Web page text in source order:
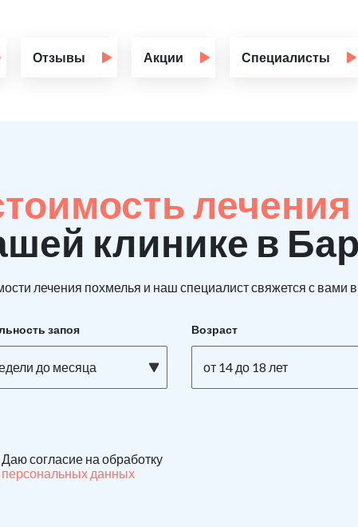
Отзывы Акции Специалисты
клинике в
лечения похмелья и наш специалист свяжется с вами
запоя
до месяца
Возраст
от 14 до 18 лет
Даю согласие на обработку
персональных данных